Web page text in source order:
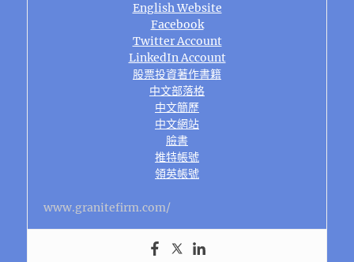
English Website
Facebook
Twitter Account
LinkedIn Account
股票投資著作書籍
中文部落格
中文簡歷
中文網站
臉書
推特帳號
領英帳號
www.granitefirm.com/